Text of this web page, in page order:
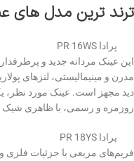
ترند ترین مدل های
پرادا PR 16WS
این عینک مردانه جدید و
مدرن و مینیمالیستی، لنزهای
دید مجهز است. عینک مورد نظر،
روزمره و رسمی، با ظاهری
پرادا PR 18YS
فریم‌های مربعی با جزئیات